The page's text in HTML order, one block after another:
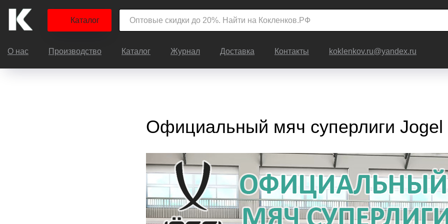
Каталог
О нас Производство Каталог Журнал Доставка Контакты koklenkov.ru@yandex.ru
Официальный мяч суперлиги Jogel